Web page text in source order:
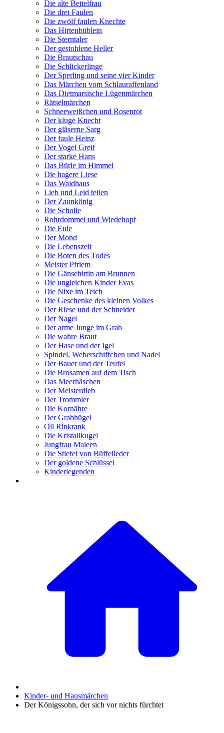
Die alte Bettelfrau
Die drei Faulen
Die zwölf faulen Knechte
Das Hirtenbüblein
Die Sterntaler
Der gestohlene Heller
Die Brautschau
Die Schlickerlinge
Der Sperling und seine vier Kinder
Das Märchen vom Schlauraffenland
Das Dietmarsische Lügenmärchen
Rätselmärchen
Schneeweißchen und Rosenrot
Der kluge Knecht
Der gläserne Sarg
Der faule Heinz
Der Vogel Greif
Der starke Hans
Das Bürle im Himmel
Die hagere Liese
Das Waldhaus
Lieb und Leid teilen
Der Zaunkönig
Die Scholle
Rohrdommel und Wiedehopf
Die Eule
Der Mond
Die Lebenszeit
Die Boten des Todes
Meister Pfriem
Die Gänsehirtin am Brunnen
Die ungleichen Kinder Evas
Die Nixe im Teich
Die Geschenke des kleinen Volkes
Der Riese und der Schneider
Der Nagel
Der arme Junge im Grab
Die wahre Braut
Der Hase und der Igel
Spindel, Weberschiffchen und Nadel
Der Bauer und der Teufel
Die Brosamen auf dem Tisch
Das Meerhäschen
Der Meisterdieb
Der Trommler
Die Kornähre
Der Grabhügel
Oll Rinkrank
Die Kristallkugel
Jungfrau Maleen
Die Stiefel von Büffelleder
Der goldene Schlüssel
Kinderlegenden
Kinder- und Hausmärchen
Der Königssohn, der sich vor nichts fürchtet